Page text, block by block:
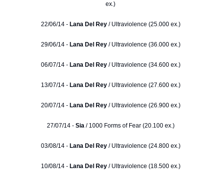
ex.)
22/06/14 - Lana Del Rey/ Ultraviolence (25.000 ex.)
29/06/14 - Lana Del Rey / Ultraviolence (36.000 ex.)
06/07/14 - Lana Del Rey/ Ultraviolence (34.600 ex.)
13/07/14 -Lana Del Rey / Ultraviolence (27.600 ex.)
20/07/14 -Lana Del Rey/ Ultraviolence (26.900 ex.)
27/07/14 - Sia / 1000 Forms of Fear (20.100 ex.)
03/08/14 - Lana Del Rey / Ultraviolence (24.800 ex.)
10/08/14 - Lana Del Rey/ Ultraviolence (18.500 ex.)